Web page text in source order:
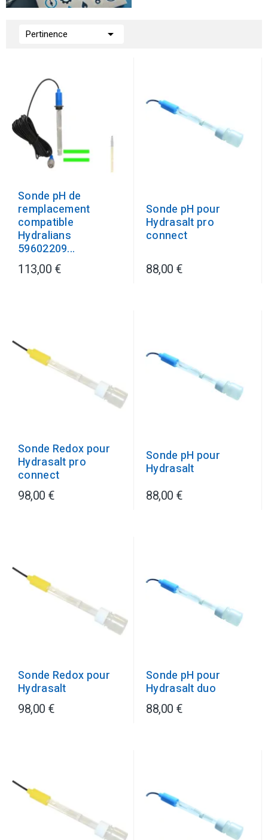
Pertinence 
Sonde pH de
remplacement
compatible
Hydralians
59602209...
113,00 €
Sonde pH pour
Hydrasalt pro
connect
88,00 €
Sonde Redox pour
Hydrasalt pro
connect
98,00 €
Sonde pH pour
Hydrasalt
88,00 €
Sonde Redox pour
Hydrasalt
98,00 €
Sonde pH pour
Hydrasalt duo
88,00 €